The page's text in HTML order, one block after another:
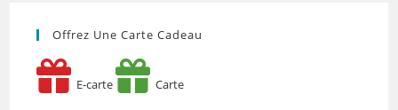
Offrez Une Carte Cadeau
E-carte Carte